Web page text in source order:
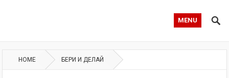
MENU
HOME БЕРИ И ДЕЛАЙ